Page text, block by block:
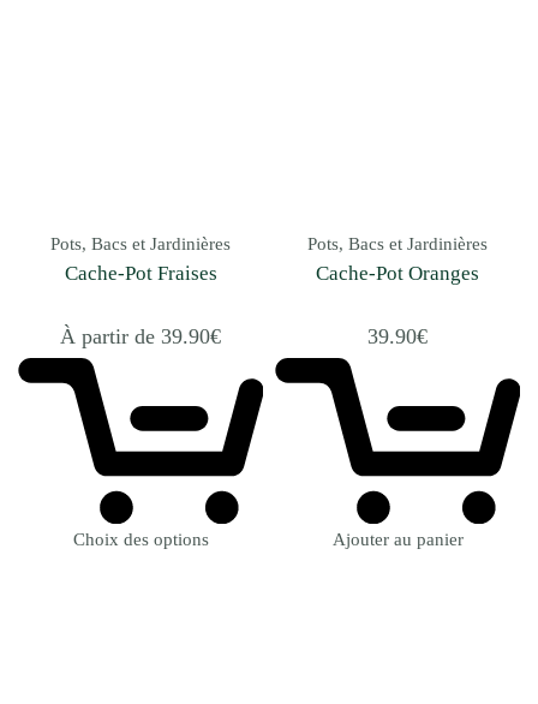
Pots, Bacs et Jardinières
Cache-Pot Fraises
À partir de 39.90€
Choix des options
Pots, Bacs et Jardinières
Cache-Pot Oranges
39.90€
Ajouter au panier